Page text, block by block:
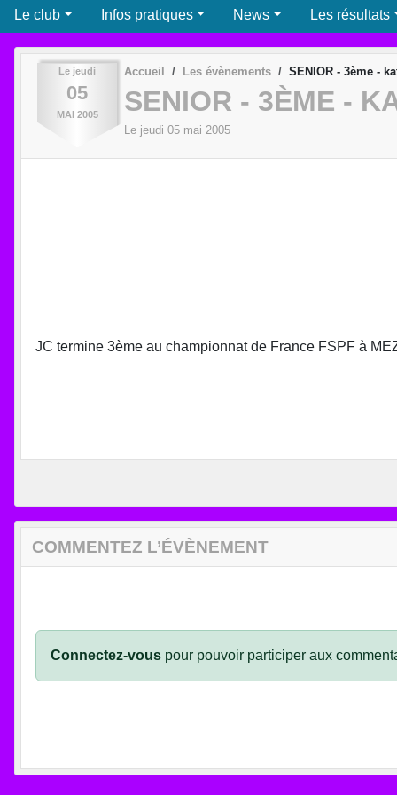
Le club Infos pratiques News Les résultats
Le jeudi
05
MAI 2005
Accueil Les évènements SENIOR - 3ème -
SENIOR - 3ÈME -
Le jeudi 05 mai 2005
JC termine 3ème au championnat de France FSPF à
COMMENTEZ L’ÉVÈNEMENT
Connectez-vous pour pouvoir participer aux